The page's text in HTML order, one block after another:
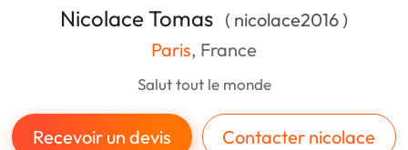
Nicolace Tomas ( nicolace2016 )
Paris, France
Salut tout le monde
Recevoir un devis Contacter nicolace